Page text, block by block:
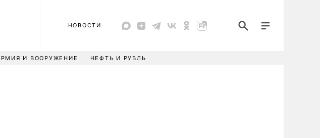
НОВОСТИ
И ВООРУЖЕНИЕ НЕФТЬ И РУБЛЬ